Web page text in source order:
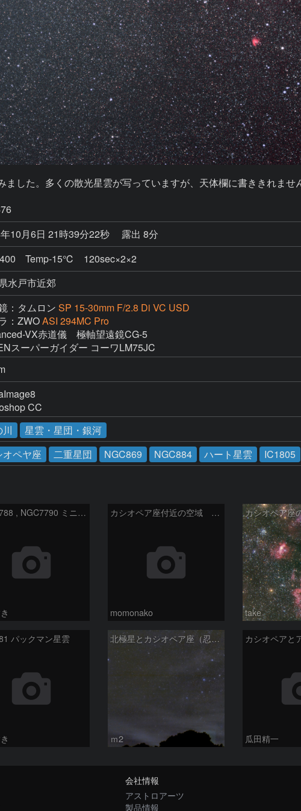
した。多くの散光星雲が写っていますが、天体欄に書ききれませ
10月6日 21時39分22秒
露出 8分
Temp-15℃ 120sec×2×2
水戸市近郊
：タムロン SP 15-30mm F/2.8 Di VC USD
：ZWOASI 294MC Pro
VX赤道儀　極軸望遠鏡CG-5
スーパーガイダー コーワLM75JC
CC
川
星雲・星団・銀河
オペヤ座 二重星団 NGC869 NGC884 ハート星雲 IC1805
NGC7788 , NGC7790 ミニ二重星団 カシオペア座付近の空域 260720
momonako
カシオペア座
take
パックマン星雲 北極星とカシオペア座（忍び寄る秋）
ｍ2
カシオペアと
瓜田精一
会社情報
アストロアーツ
製品情報